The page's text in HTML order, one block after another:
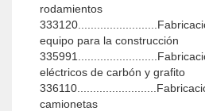
rodamientos
equipo para la construcción
eléctricos de carbón y grafito
camionetas